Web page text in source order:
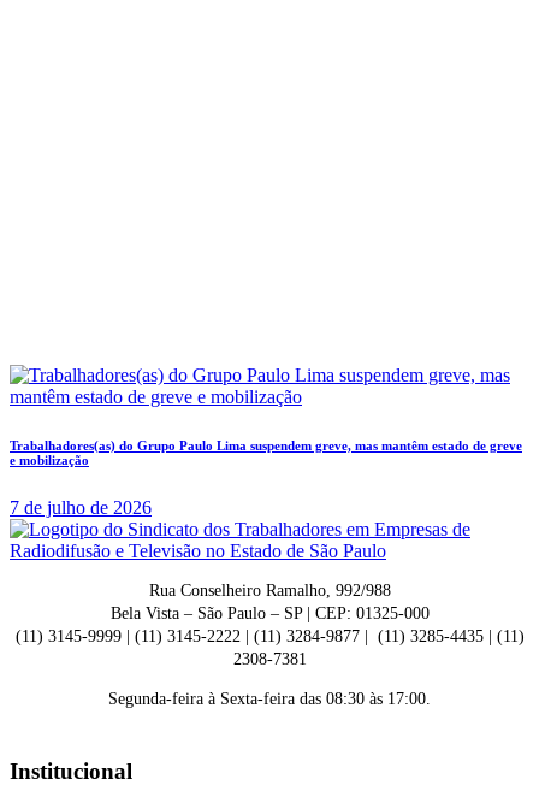
Trabalhadores(as) do Grupo Paulo Lima suspendem greve, mas mantêm estado de greve
e mobilização
7 de julho de 2026
Rua Conselheiro Ramalho, 992/988
Bela Vista – São Paulo – SP | CEP: 01325-000
(11) 3145-9999 | (11) 3145-2222 | (11) 3284-9877 | (11) 3285-4435 | (11)
2308-7381
Segunda-feira à Sexta-feira das 08:30 às 17:00.
Institucional